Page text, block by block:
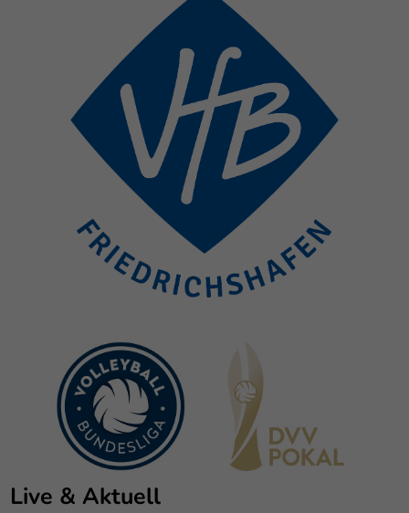
Live & Aktuell